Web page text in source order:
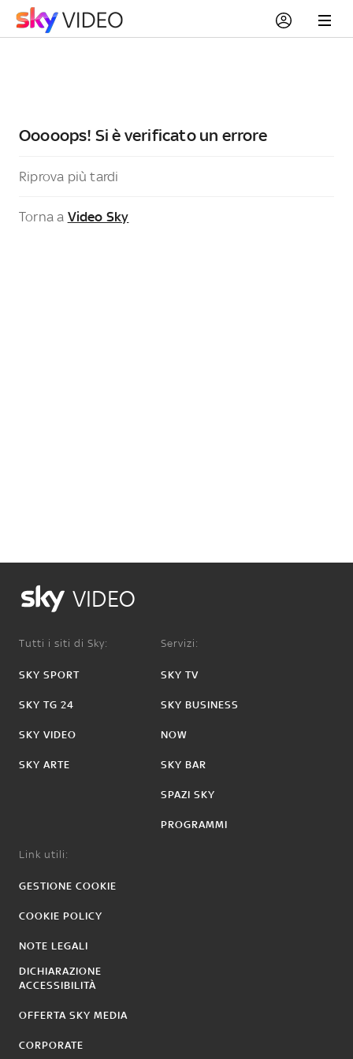
Ooooops! Si è verificato un errore
Riprova più tardi
Torna a Video Sky
VIDEO
Tutti i siti di Sky:
SKY SPORT
SKY TG 24
SKY VIDEO
SKY ARTE
Servizi:
SKY TV
SKY BUSINESS
NOW
SKY BAR
SPAZI SKY
PROGRAMMI
Link utili:
GESTIONE COOKIE
COOKIE POLICY
NOTE LEGALI
DICHIARAZIONE
ACCESSIBILITÀ
OFFERTA SKY MEDIA
CORPORATE